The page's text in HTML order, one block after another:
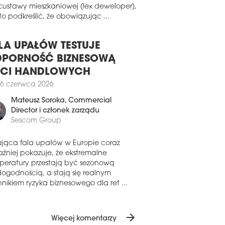
lutego 2026
POINT I PREMIUM PLAZA Z
Premium Point i Premium Plaza,
do GTC i zlokalizowane w rejonie
Victoriei w Bukareszcie, uzyskały
LEED v4.1 Existing Buildings na
poziomie Platinum.
WORK STATION Z ZIELONĄ
Agreement, gwarantującą w
Work Station dostawy zielonej energii
źródeł odnawialnych
trzy lata.
stycznia 2026
sfinalizował trzyletnią umowę zakupu
z wygaszeniem tzw.
mieszkaniowej (lex deweloper),
UPAŁÓW TESTUJE
BIZNESOWĄ
HANDLOWYCH
26 czerwca 2026
Mateusz Soroka, Commercial
Director i członek zarządu
fala upałów w Europie coraz
pokazuje, że ekstremalne
przestają być sezonową
a stają się realnym